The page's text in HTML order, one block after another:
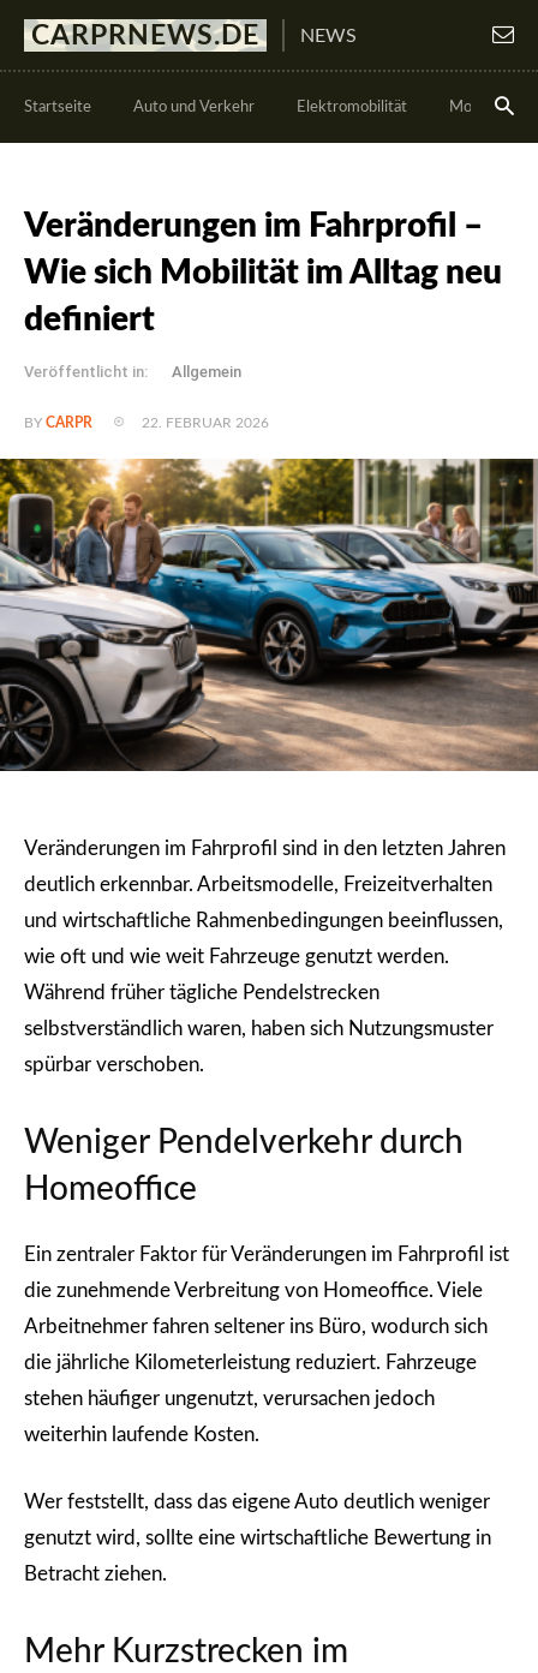
CARPRNEWS.DE NEWS
Startseite Auto und Verkehr Elektromobilität Motorsport
Veränderungen im Fahrprofil –
Wie sich Mobilität im Alltag neu
definiert
Veröffentlicht in: Allgemein
BY CARPR 22. FEBRUAR 2026
Veränderungen im Fahrprofil sind in den letzten Jahren
deutlich erkennbar. Arbeitsmodelle, Freizeitverhalten
und wirtschaftliche Rahmenbedingungen beeinflussen,
wie oft und wie weit Fahrzeuge genutzt werden.
Während früher tägliche Pendelstrecken
selbstverständlich waren, haben sich Nutzungsmuster
spürbar verschoben.
Weniger Pendelverkehr durch
Homeoffice
Ein zentraler Faktor für Veränderungen im Fahrprofil ist
die zunehmende Verbreitung von Homeoffice. Viele
Arbeitnehmer fahren seltener ins Büro, wodurch sich
die jährliche Kilometerleistung reduziert. Fahrzeuge
stehen häufiger ungenutzt, verursachen jedoch
weiterhin laufende Kosten.
Wer feststellt, dass das eigene Auto deutlich weniger
genutzt wird, sollte eine wirtschaftliche Bewertung in
Betracht ziehen.
Mehr Kurzstrecken im